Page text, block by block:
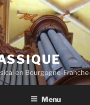
en Bourgogne-
Menu